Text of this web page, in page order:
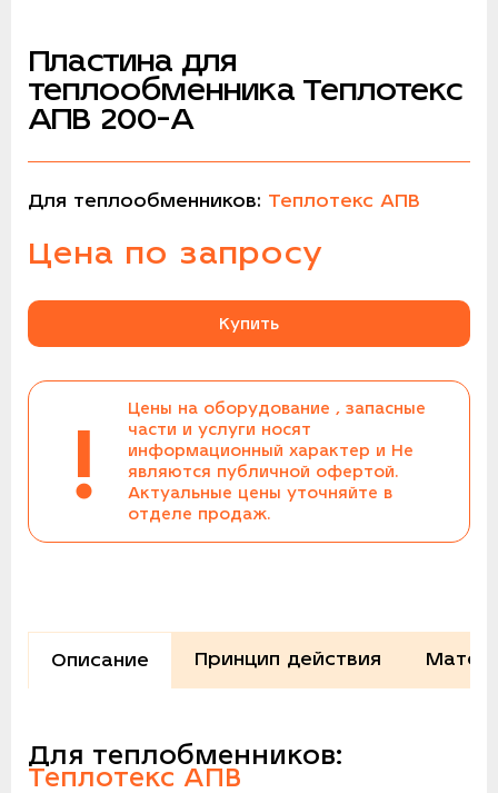
Пластина для
теплообменника Теплотекс
АПВ 200-A
Для теплообменников: Теплотекс АПВ
Цена по запросу
Купить
!
Цены на оборудование , запасные
части и услуги носят
информационный характер и Не
являются публичной офертой.
Актуальные цены уточняйте в
отделе продаж.
Описание Принцип действия
Для теплобменников:
Теплотекс АПВ